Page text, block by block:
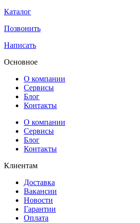
Каталог
Позвонить
Написать
Основное
О компании
Сервисы
Блог
Контакты
О компании
Сервисы
Блог
Контакты
Клиентам
Доставка
Вакансии
Новости
Гарантии
Оплата